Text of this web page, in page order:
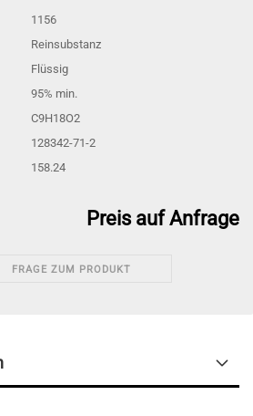
1156
Reinsubstanz
Flüssig
95% min.
C9H18O2
128342-71-2
158.24
Preis auf Anfrage
FRAGE ZUM PRODUKT